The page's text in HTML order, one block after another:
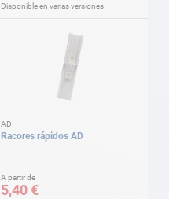
Disponible en varias versiones
AD
Racores rápidos AD
A partir de
5,40 €